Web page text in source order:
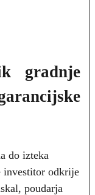
gradnje
do izteka
investitor odkrije
poudarja